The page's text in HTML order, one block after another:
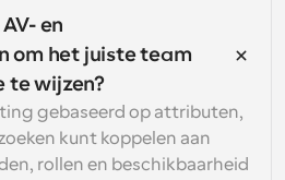
en
om het juiste team
te wijzen?
gebaseerd op attributen,
kunt koppelen aan
rollen en beschikbaarheid